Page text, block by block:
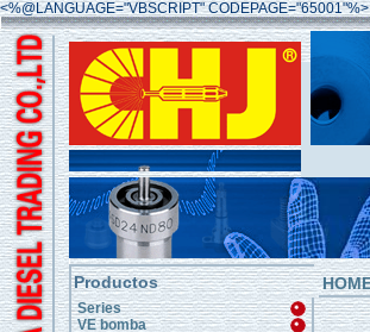
<%@LANGUAGE="VBSCRIPT" CODEPAGE="65001"%>
Productos
Series
VE bomba